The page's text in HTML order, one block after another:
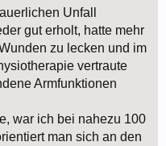
Unfall
gut erholt, hatte mehr
zu lecken und im
vertraute
Armfunktionen
war ich bei nahezu 100
man sich an den